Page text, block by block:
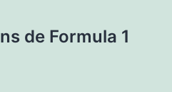
de Formula 1